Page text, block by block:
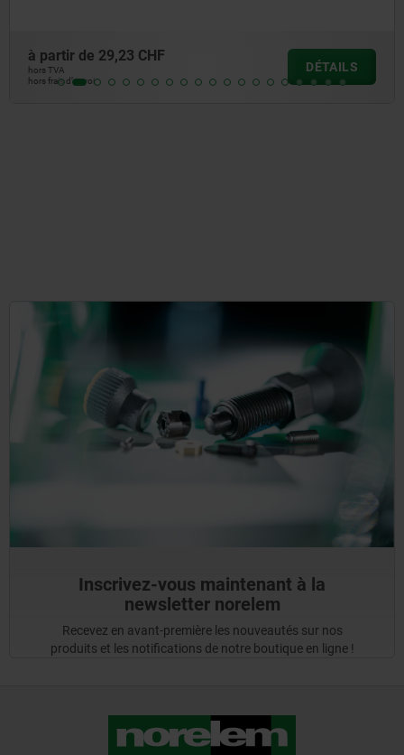
à partir de54,09 CHF
hors TVA
hors frais d’envoi
DÉTAILS
Inscrivez-vous maintenant à la
newsletter norelem
Recevez en avant-première les nouveautés sur nos
produits et les notifications de notre boutique en ligne !